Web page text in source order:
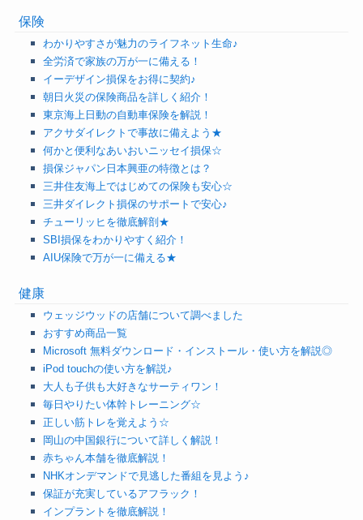
保険
わかりやすさが魅力のライフネット生命♪
全労済で家族の万が一に備える！
イーデザイン損保をお得に契約♪
朝日火災の保険商品を詳しく紹介！
東京海上日動の自動車保険を解説！
アクサダイレクトで事故に備えよう★
何かと便利なあいおいニッセイ損保☆
損保ジャパン日本興亜の特徴とは？
三井住友海上ではじめての保険も安心☆
三井ダイレクト損保のサポートで安心♪
チューリッヒを徹底解剖★
SBI損保をわかりやすく紹介！
AIU保険で万が一に備える★
健康
ウェッジウッドの店舗について調べました
おすすめ商品一覧
Microsoft 無料ダウンロード・インストール・使い方を解説◎
iPod touchの使い方を解説♪
大人も子供も大好きなサーティワン！
毎日やりたい体幹トレーニング☆
正しい筋トレを覚えよう☆
岡山の中国銀行について詳しく解説！
赤ちゃん本舗を徹底解説！
NHKオンデマンドで見逃した番組を見よう♪
保証が充実しているアフラック！
インプラントを徹底解説！